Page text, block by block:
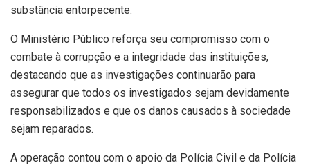
substância entorpecente.
O Ministério Público reforça seu compromisso com o
combate à corrupção e a integridade das instituições,
destacando que as investigações continuarão para
assegurar que todos os investigados sejam devidamente
responsabilizados e que os danos causados à sociedade
sejam reparados.
A operação contou com o apoio da Polícia Civil e da Polícia